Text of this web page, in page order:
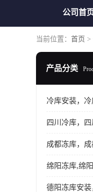
公司首
当前位置： 首页 >
产品分类
冷库安装，
四川冷库，
成都冻库，
绵阳冻库,绵
德阳冻库安